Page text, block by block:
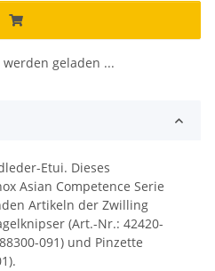
geladen ...
Etui. Dieses
Asian Competence Serie
Artikeln der Zwilling
(Art.-Nr.: 42420-
091) und Pinzette